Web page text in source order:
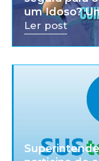
um Idoso?
Ler post